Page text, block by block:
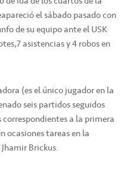
el sábado pasado con
de su equipo ante el USK
asistencias y 4 robos en
(es el único jugador en la
seis partidos seguidos
a la primera
ocasiones tareas en la
Brickus.